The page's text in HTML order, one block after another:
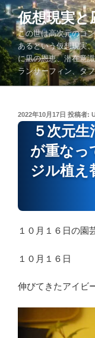
コ
ン
テ
ン
ツ
へ
仮想現実と
この世は高次元のコ
あるという仮想現実
に凪の恩恵、潜在意
ランサーフィン、タ
投
稿
2022年10月17日 投稿者:
５次元
が重なっ
ジル植え
１０月１６日の園
１０月１６日
伸びてきたアイビ